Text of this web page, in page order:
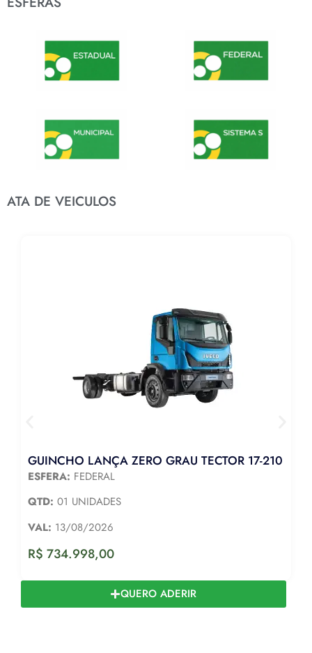
ATA DE VEICULOS
GUINCHO LANÇA ZERO GRAU TECTOR 17-210
ESFERA: FEDERAL
QTD: 01 UNIDADES
VAL: 13/08/2026
R$ 734.998,00
QUERO ADERIR